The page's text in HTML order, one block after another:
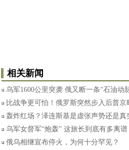
相关新闻
乌军1600公里突袭 俄又断一条“石油动
比战争更可怕！俄罗斯突然步入后普京
轰炸红场？泽连斯基是虚张声势还是真
乌军女督军“炮轰” 这旅长到底有多离谱
俄乌相继宣布停火，为何十分罕见？